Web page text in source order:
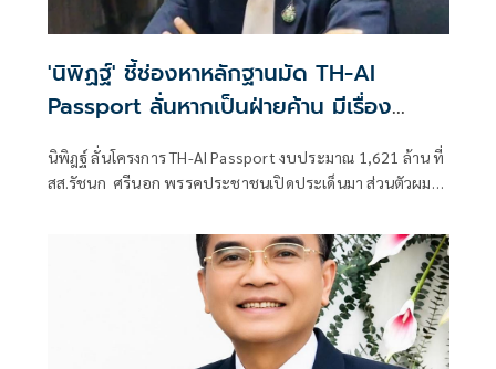
'นิพิฏฐ์' ชี้ช่องหาหลักฐานมัด TH-AI
Passport ลั่นหากเป็นฝ่ายค้าน มีเรื่อง
ซักฟอกรัฐบาลอื้อ
นิพิฎฐ์ ลั่นโครงการ TH-AI Passport งบประมาณ 1,621 ล้าน ที่
สส.รัชนก ศรีนอก พรรคประชาชนเปิดประเด็นมา ส่วนตัวผมใน